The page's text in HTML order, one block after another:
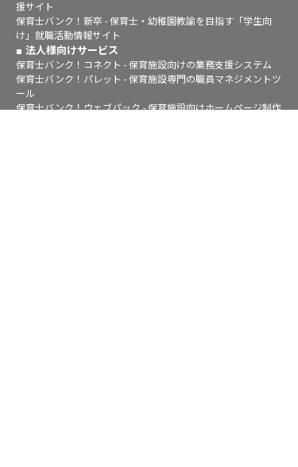
援サイト
保育士バンク！新卒 - 保育士・幼稚園教諭を目指す「学生向
け」就職活動情報サイト
法人様向けサービス
保育士バンク！コネクト - 保育施設向けの業務支援システム
保育士バンク！パレット - 保育施設専門の職員マネジメントツ
ール
保育士バンク！ウェブパック - 保育施設向けホームページ制作